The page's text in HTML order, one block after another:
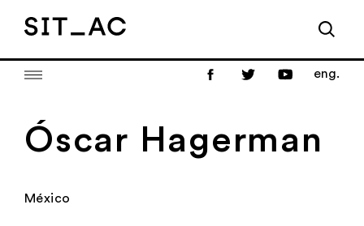
eng.
Óscar Hagerman
México